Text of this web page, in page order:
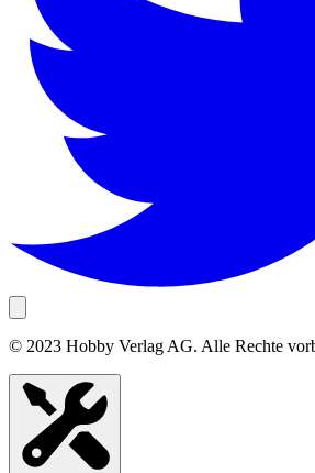
© 2023 Hobby Verlag AG. Alle Rechte